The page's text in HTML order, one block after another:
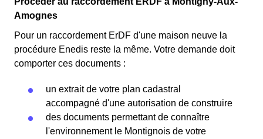
Amognes
Pour un raccordement ErDF d'une maison neuve la
procédure Enedis reste la même. Votre demande doit
comporter ces documents :
un extrait de votre plan cadastral
accompagné d'une autorisation de construire
des documents permettant de connaître
l'environnement le Montignois de votre